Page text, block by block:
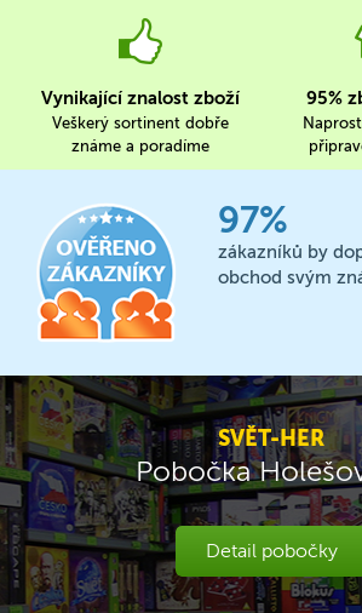
Vynikající znalost zboží
Veškerý sortinent dobře
známe a poradíme
95%
97%
zákazníků by
obchod svým
SVĚT-HER
Pobočka
Detail pobočky